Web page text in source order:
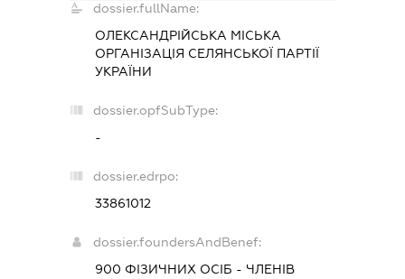
dossier.fullName:
ОЛЕКСАНДРІЙСЬКА МІСЬКА
ОРГАНІЗАЦІЯ СЕЛЯНСЬКОЇ ПАРТІЇ
УКРАЇНИ
dossier.opfSubType:
-
dossier.edrpo:
33861012
dossier.foundersAndBenef:
900 ФІЗИЧНИХ ОСІБ - ЧЛЕНІВ